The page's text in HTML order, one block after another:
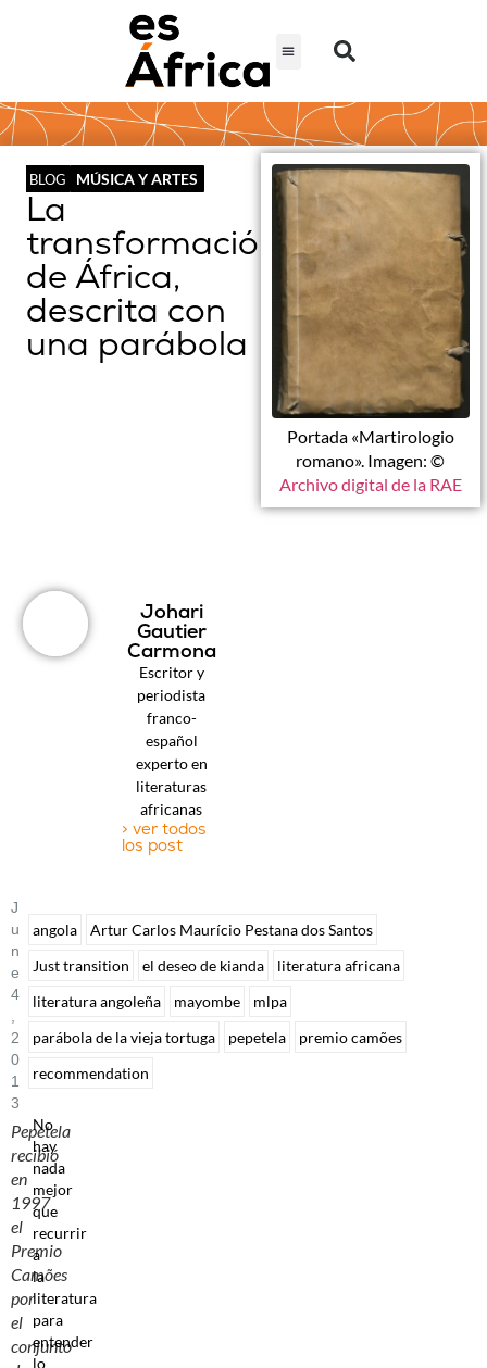
BLOG MÚSICA Y ARTES
La
transformación
de África,
descrita con
una parábola
Portada «Martirologio
romano». Imagen: ©
Archivo digital de la RAE
Johari
Gautier
Carmona
Escritor y
periodista
franco-
español
experto en
literaturas
africanas
> ver todos
los post
J
U
N
E
4
2
0
1
3
Pepetela
recibió
en
1997
el
Premio
Camões
por
el
conjunto
No
hay
nada
mejor
que
recurrir
a
la
literatura
para
entender
lo
angola
Artur Carlos Maurício Pestana dos Santos
Just transition
el deseo de kianda
literatura africana
literatura angoleña
mayombe
mlpa
parábola de la vieja tortuga
pepetela
premio camões
recommendation